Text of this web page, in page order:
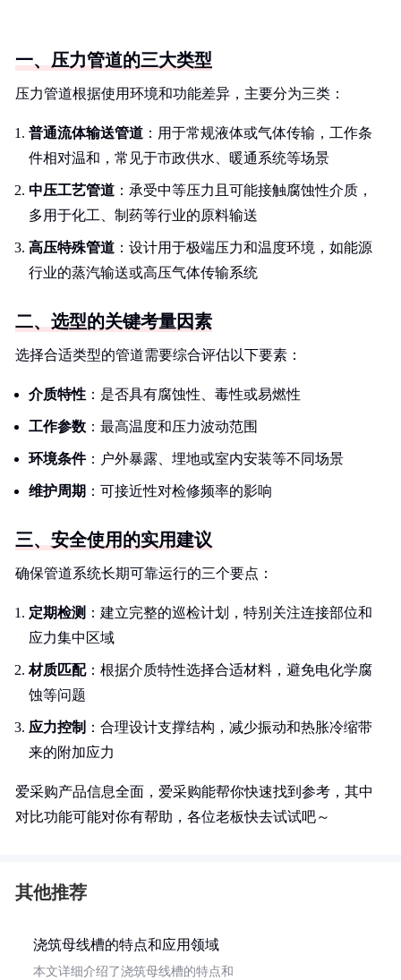
一、压力管道的三大类型
压力管道根据使用环境和功能差异，主要分为三类：
普通流体输送管道 ：用于常规液体或气体传输，工作条
件相对温和，常见于市政供水、暖通系统等场景
中压工艺管道 ：承受中等压力且可能接触腐蚀性介质，
多用于化工、制药等行业的原料输送
高压特殊管道 ：设计用于极端压力和温度环境，如能源
行业的蒸汽输送或高压气体传输系统
二、选型的关键考量因素
选择合适类型的管道需要综合评估以下要素：
介质特性 ：是否具有腐蚀性、毒性或易燃性
工作参数 ：最高温度和压力波动范围
环境条件：户外暴露、埋地或室内安装等不同场景
维护周期 ：可接近性对检修频率的影响
三、安全使用的实用建议
确保管道系统长期可靠运行的三个要点：
定期检测 ：建立完整的巡检计划，特别关注连接部位和
应力集中区域
材质匹配：根据介质特性选择合适材料，避免电化学腐
蚀等问题
应力控制 ：合理设计支撑结构，减少振动和热胀冷缩带
来的附加应力
爱采购产品信息全面，爱采购能帮你快速找到参考，其中
对比功能可能对你有帮助，各位老板快去试试吧～
其他推荐
浇筑母线槽的特点和应用领域
本文详细介绍了浇筑母线槽的特点和